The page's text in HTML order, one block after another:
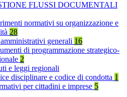
FLUSSI DOCUMENTALI
normativi su organizzazione e
28
generali 16
di programmazione strategico-
2
e leggi regionali
disciplinare e codice di condotta 1
per cittadini e imprese 5